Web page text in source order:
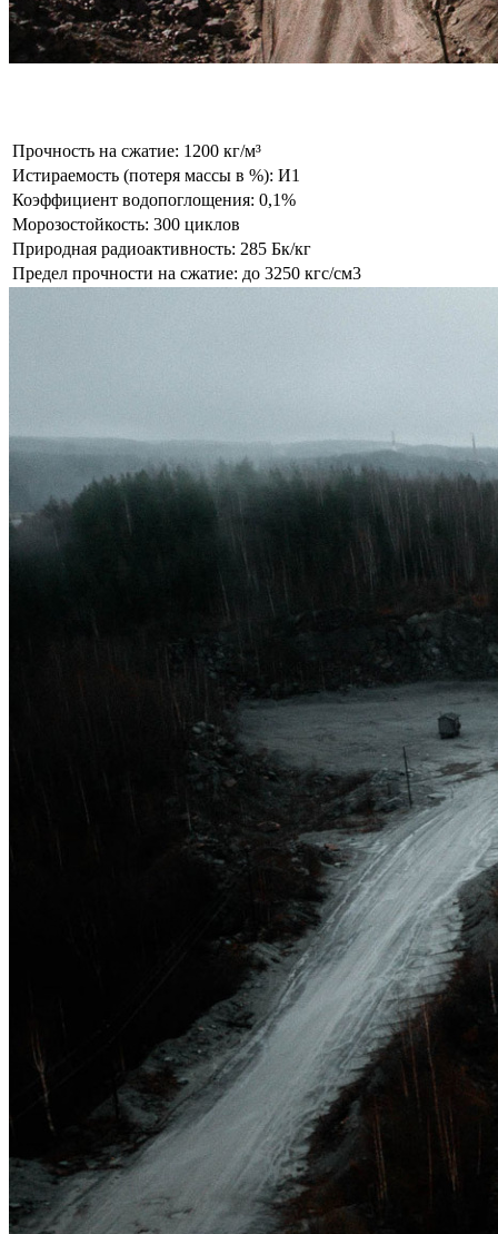
Прочность на сжатие: 1200 кг/м³
Истираемость (потеря массы в %): И1
Коэффициент водопоглощения: 0,1%
Морозостойкость: 300 циклов
Природная радиоактивность: 285 Бк/кг
Предел прочности на сжатие: до 3250 кгс/см3